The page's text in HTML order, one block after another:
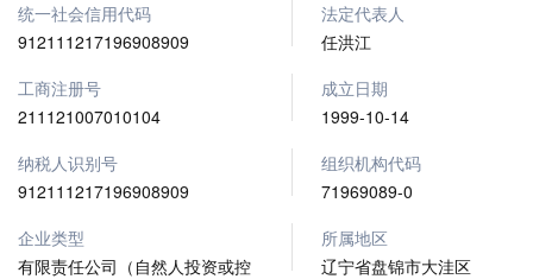
统一社会信用代码
912111217196908909
法定代表人
任洪江
工商注册号
211121007010104
成立日期
1999-10-14
纳税人识别号
912111217196908909
组织机构代码
71969089-0
企业类型
有限责任公司（自然人投资或控
所属地区
辽宁省盘锦市大洼区